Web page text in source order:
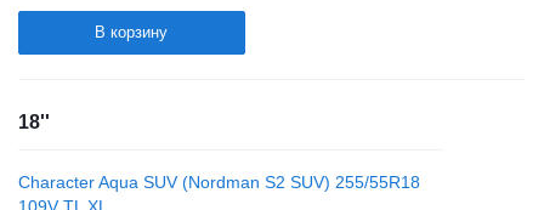
В корзину
18''
Character Aqua SUV (Nordman S2 SUV) 255/55R18